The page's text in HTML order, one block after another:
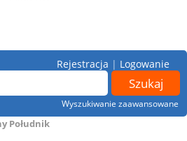
Wyszukiwanie zaawansowane
Rejestracja | Logowanie
Południk